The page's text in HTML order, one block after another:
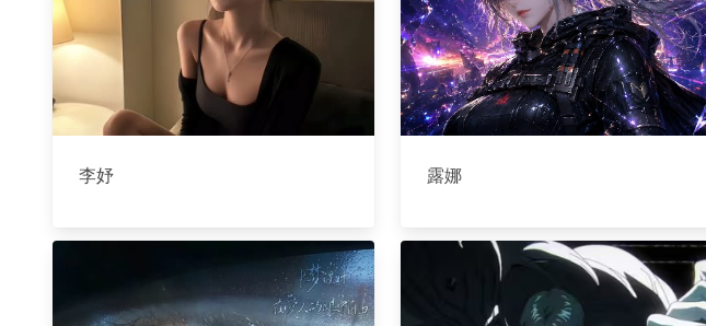
李妤 露娜